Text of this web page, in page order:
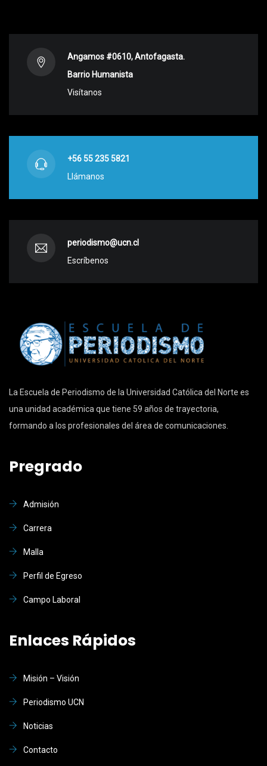
Angamos #0610, Antofagasta.
Barrio Humanista
Visítanos
+56 55 235 5821
Llámanos
periodismo@ucn.cl
Escríbenos
La Escuela de Periodismo de la Universidad Católica del Norte es
una unidad académica que tiene 59 años de trayectoria,
formando a los profesionales del área de comunicaciones.
Pregrado
Admisión
Carrera
Malla
Perfil de Egreso
Campo Laboral
Enlaces Rápidos
Misión – Visión
Periodismo UCN
Noticias
Contacto